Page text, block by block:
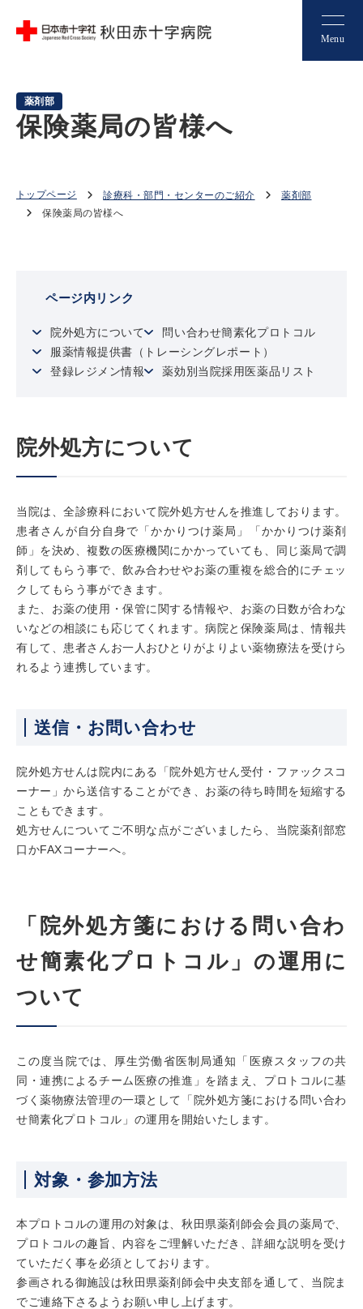
Menu
薬剤部
保険薬局の皆様へ
トップページ 診療科・部門・センターのご紹介
薬剤部
保険薬局の皆様へ
ページ内リンク
院外処方について
問い合わせ簡素化プロトコル
服薬情報提供書（トレーシングレポート）
登録レジメン情報
薬効別当院採用医薬品リスト
院外処方について
当院は、全診療科において院外処方せんを推進しております。
患者さんが自分自身で「かかりつけ薬局」「かかりつけ薬剤
師」を決め、複数の医療機関にかかっていても、同じ薬局で調
剤してもらう事で、飲み合わせやお薬の重複を総合的にチェッ
クしてもらう事ができます。
また、お薬の使用・保管に関する情報や、お薬の日数が合わな
いなどの相談にも応じてくれます。病院と保険薬局は、情報共
有して、患者さんお一人おひとりがよりよい薬物療法を受けら
れるよう連携しています。
送信・お問い合わせ
院外処方せんは院内にある「院外処方せん受付・ファックスコ
ーナー」から送信することができ、お薬の待ち時間を短縮する
こともできます。
処方せんについてご不明な点がございましたら、当院薬剤部窓
口かFAXコーナーへ。
「院外処方箋における問い合わ
せ簡素化プロトコル」の運用に
ついて
この度当院では、厚生労働省医制局通知「医療スタッフの共
同・連携によるチーム医療の推進」を踏まえ、プロトコルに基
づく薬物療法管理の一環として「院外処方箋における問い合わ
せ簡素化プロトコル」の運用を開始いたします。
対象・参加方法
本プロトコルの運用の対象は、秋田県薬剤師会会員の薬局で、
プロトコルの趣旨、内容をご理解いただき、詳細な説明を受け
ていただく事を必須としております。
参画される御施設は秋田県薬剤師会中央支部を通して、当院ま
でご連絡下さるようお願い申し上げます。